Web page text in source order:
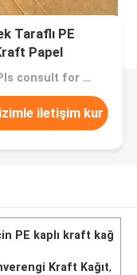
Taraflı PE
Papel
Fiyat：Pls consult for detailed quotation
iletişim kur
PE kaplı kraft kağ
Kraft Kağıt,